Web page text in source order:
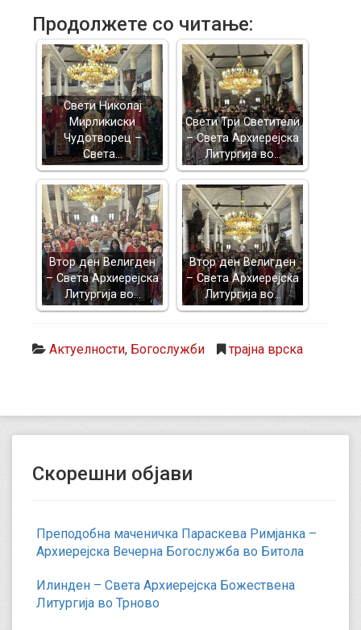
Продолжете со читање:
Свети Николај
Мирликиски
Чудотворец –
Света…
Свети Три Светители
– Света Архиерејска
Литургија во…
Втор ден Велигден
– Света Архиерејска
Литургија во…
Втор ден Велигден
– Света Архиерејска
Литургија во…
Актуелности, Богослужби трајна врска
Скорешни објави
Преподобна маченичка Параскева Римјанка –
Архиерејска Вечерна Богослужба во Битола
Илинден – Света Архиерејска Божествена
Литургија во Трново